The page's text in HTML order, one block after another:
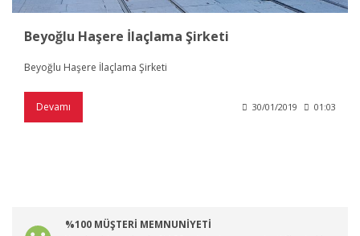
Beyoğlu Haşere İlaçlama Şirketi
Beyoğlu Haşere İlaçlama Şirketi
Devamı 30/01/2019 01:03
%100 MÜŞTERİ MEMNUNİYETİ